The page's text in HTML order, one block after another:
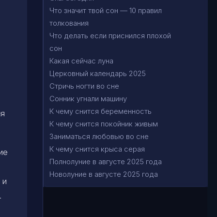
Что значит твой сон — 10 правил
толкования
Что делать если приснился плохой
сон
Какая сейчас луна
Церковный календарь 2025
Стричь ногти во сне
Сонник угнали машину
К чему снится беременность
К чему снится покойник живым
Заниматься любовью во сне
К чему снится крыса серая
Полнолуние в августе 2025 года
Новолуние в августе 2025 года